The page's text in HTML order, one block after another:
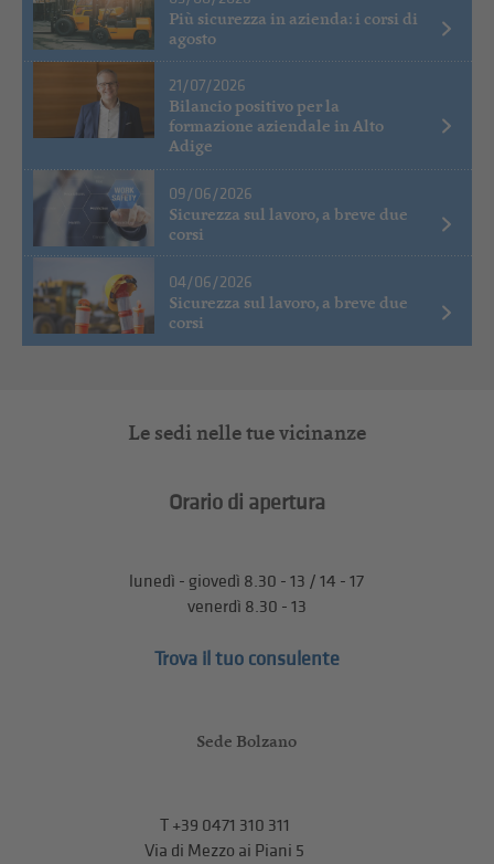
Più sicurezza in azienda: i corsi di
agosto
21/07/2026
Bilancio positivo per la
formazione aziendale in Alto
Adige
09/06/2026
Sicurezza sul lavoro, a breve due
corsi
04/06/2026
Sicurezza sul lavoro, a breve due
corsi
Le sedi nelle tue vicinanze
Orario di apertura
lunedì - giovedì 8.30 - 13 / 14 - 17
venerdì 8.30 - 13
Trova il tuo consulente
Sede Bolzano
T+39 0471 310 311
Via di Mezzo ai Piani 5